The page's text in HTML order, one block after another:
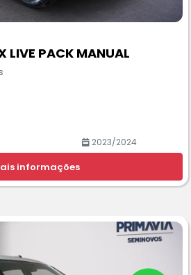
LIVE PACK MANUAL
2023/2024
informações